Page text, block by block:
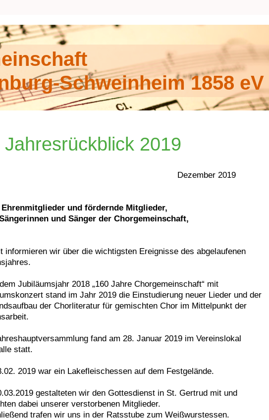
Schweinheim 1858 eV
2019
Dezember 2019
Ehrenmitglieder und fördernde Mitglieder,
und Sänger der Chorgemeinschaft,
informieren wir über die wichtigsten Ereignisse des abgelaufenen
Jubiläumsjahr 2018 „160 Jahre Chorgemeinschaft“ mit
stand im Jahr 2019 die Einstudierung neuer Lieder und der
der Chorliteratur für gemischten Chor im Mittelpunkt der
fand am 28. Januar 2019 im Vereinslokal
statt.
2019 war ein Lakefleischessen auf dem Festgelände.
gestalteten wir den Gottesdienst in St. Gertrud mit und
dabei unserer verstorbenen Mitglieder.
trafen wir uns in der Ratsstube zum Weißwurstessen.